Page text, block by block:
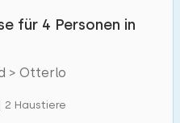
für 4 Personen in
> Otterlo
2 Haustiere